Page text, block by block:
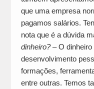
que uma empresa
pagamos salários.
nota que é a dúvida
dinheiro?– O dinheiro
desenvolvimento
formações,
entre outras. Temos